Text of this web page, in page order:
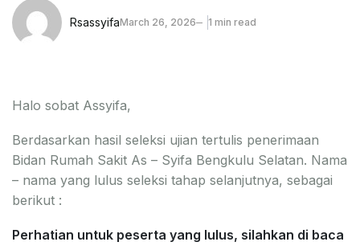
RsassyifaMarch 26, 2026 1 min read
Halo sobat Assyifa,
Berdasarkan hasil seleksi ujian tertulis penerimaan
Bidan Rumah Sakit As – Syifa Bengkulu Selatan. Nama
– nama yang lulus seleksi tahap selanjutnya, sebagai
berikut :
Perhatian untuk peserta yang lulus, silahkan di baca